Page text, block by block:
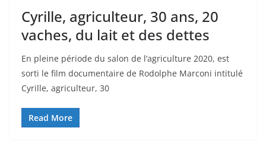
Cyrille, agriculteur, 30 ans, 20
vaches, du lait et des dettes
En pleine période du salon de l’agriculture 2020, est
sorti le film documentaire de Rodolphe Marconi intitulé
Cyrille, agriculteur, 30
Read More